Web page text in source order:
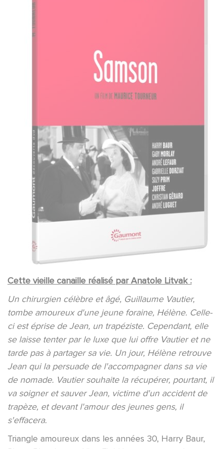
Cette vieille canaille réalisé par Anatole Litvak :
Un chirurgien célèbre et âgé, Guillaume Vautier,
tombe amoureux d'une jeune foraine, Hélène. Celle-
ci est éprise de Jean, un trapéziste. Cependant, elle
se laisse tenter par le luxe que lui offre Vautier et ne
tarde pas à partager sa vie. Un jour, Hélène retrouve
Jean qui la persuade de l'accompagner dans sa vie
de nomade. Vautier souhaite la récupérer, pourtant, il
va soigner et sauver Jean, victime d'un accident de
trapèze, et devant l'amour des jeunes gens, il
s'effacera.
Triangle amoureux dans les années 30, Harry Baur,